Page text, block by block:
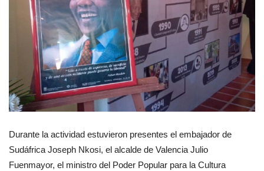
Durante la actividad estuvieron presentes el embajador de
Sudáfrica Joseph Nkosi, el alcalde de Valencia Julio
Fuenmayor, el ministro del Poder Popular para la Cultura